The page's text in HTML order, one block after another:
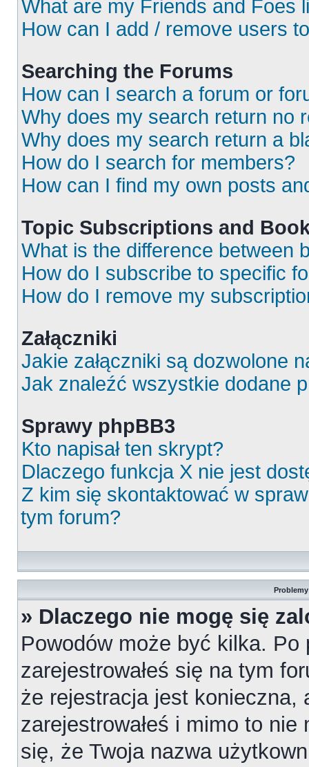
What are my Friends and Foes
How can I add / remove users
Searching the Forums
How can I search a forum or
Why does my search return no
Why does my search return a
How do I search for members?
How can I find my own posts
Topic Subscriptions and
What is the difference between
How do I subscribe to specific
How do I remove my
Załączniki
Jakie załączniki są dozwolone
Jak znaleźć wszystkie dodane
Sprawy phpBB3
Kto napisał ten skrypt?
Dlaczego funkcja X nie jest
Z kim się skontaktować w
tym forum?
» Dlaczego nie mogę się
Powodów może być kilka.
zarejestrowałeś się na tym
że rejestracja jest konieczna,
zarejestrowałeś i mimo to
się, że Twoja nazwa